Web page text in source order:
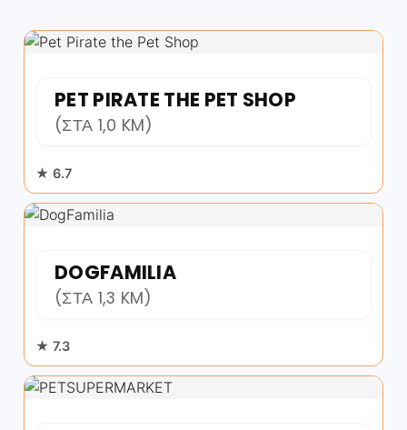
PET PIRATE THE PET SHOP
(ΣΤΑ 1,0 KM)
★ 6.7
DOGFAMILIA
(ΣΤΑ 1,3 KM)
★ 7.3